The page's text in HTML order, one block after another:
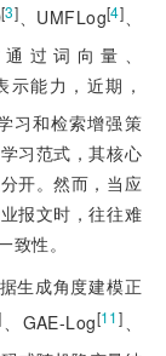
[3]、UMFLog[4]、
过词向量、
能力，近期，
习和检索增强策
习范式，其核心
开。然而，当应
报文时，往往难
性。
生成角度建模正
、GAE-Log[11]、